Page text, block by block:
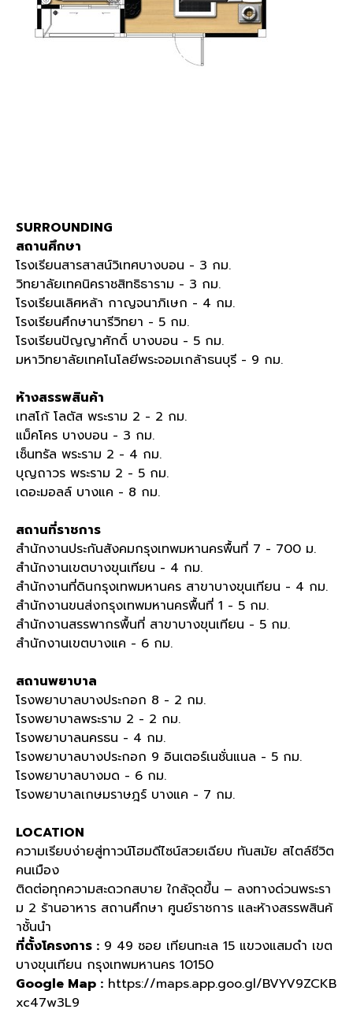
SURROUNDING
สถานศึกษา
โรงเรียนสารสาสน์วิเทศบางบอน - 3 กม.
วิทยาลัยเทคนิคราชสิทธิธาราม - 3 กม.
โรงเรียนเลิศหล้า กาญจนาภิเษก - 4 กม.
โรงเรียนศึกษานารีวิทยา - 5 กม.
โรงเรียนปัญญาศักดิ์ บางบอน - 5 กม.
มหาวิทยาลัยเทคโนโลยีพระจอมเกล้าธนบุรี - 9 กม.
ห้างสรรพสินค้า
เทสโก้ โลตัส พระราม 2 - 2 กม.
แม็คโคร บางบอน - 3 กม.
เซ็นทรัล พระราม 2 - 4 กม.
บุญถาวร พระราม 2 - 5 กม.
เดอะมอลล์ บางแค - 8 กม.
สถานที่ราชการ
สำนักงานประกันสังคมกรุงเทพมหานครพื้นที่ 7 - 700 ม.
สำนักงานเขตบางขุนเทียน - 4 กม.
สำนักงานที่ดินกรุงเทพมหานคร สาขาบางขุนเทียน - 4 กม.
สำนักงานขนส่งกรุงเทพมหานครพื้นที่ 1 - 5 กม.
สำนักงานสรรพากรพื้นที่ สาขาบางขุนเทียน - 5 กม.
สำนักงานเขตบางแค - 6 กม.
สถานพยาบาล
โรงพยาบาลบางประกอก 8 - 2 กม.
โรงพยาบาลพระราม 2 - 2 กม.
โรงพยาบาลนครธน - 4 กม.
โรงพยาบาลบางประกอก 9 อินเตอร์เนชั่นแนล - 5 กม.
โรงพยาบาลบางมด - 6 กม.
โรงพยาบาลเกษมราษฎร์ บางแค - 7 กม.
LOCATION
ความเรียบง่ายสู่ทาวน์โฮมดีไซน์สวยเฉียบ ทันสมัย สไตล์ชีวิต
คนเมือง
ติดต่อทุกความสะดวกสบาย ใกล้จุดขึ้น – ลงทางด่วนพระรา
ม 2 ร้านอาหาร สถานศึกษา ศูนย์ราชการ และห้างสรรพสินค้
าชั้นนำ
ที่ตั้งโครงการ : 9 49 ซอย เทียนทะเล 15 แขวงแสมดำ เขต
บางขุนเทียน กรุงเทพมหานคร 10150
Google Map : https://maps.app.goo.gl/BVYV9ZCKB
xc47w3L9